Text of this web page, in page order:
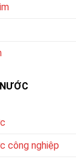
công nghiệp